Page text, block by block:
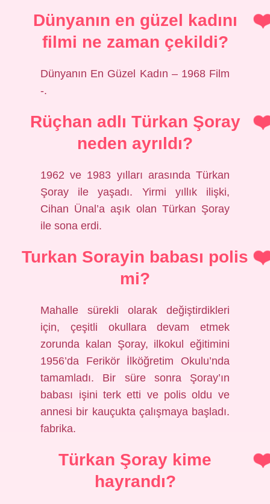
Dünyanın en güzel kadını
filmi ne zaman çekildi?
Dünyanın En Güzel Kadın – 1968 Film
-.
Rüçhan adlı Türkan Şoray
neden ayrıldı?
1962 ve 1983 yılları arasında Türkan
Şoray ile yaşadı. Yirmi yıllık ilişki,
Cihan Ünal’a aşık olan Türkan Şoray
ile sona erdi.
Turkan Sorayin babası polis
mi?
Mahalle sürekli olarak değiştirdikleri
için, çeşitli okullara devam etmek
zorunda kalan Şoray, ilkokul eğitimini
1956’da Ferikör İlköğretim Okulu’nda
tamamladı. Bir süre sonra Şoray’ın
babası işini terk etti ve polis oldu ve
annesi bir kauçukta çalışmaya başladı.
fabrika.
Türkan Şoray kime
hayrandı?